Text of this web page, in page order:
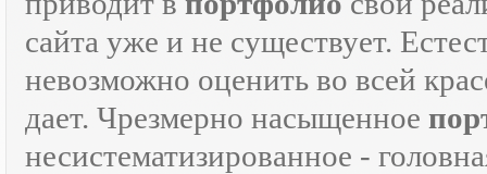
сайта уже и не существует.
невозможно оценить во всей
дает. Чрезмерно насыщенное
несистематизированное -